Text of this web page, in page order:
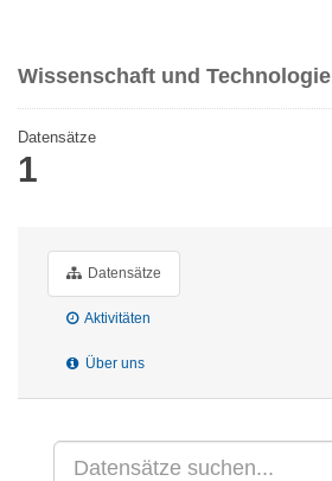
Wissenschaft und Technologie
Datensätze
1
Datensätze
Aktivitäten
Über uns